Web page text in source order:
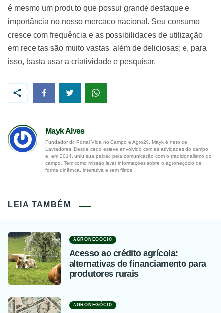
é mesmo um produto que possui grande destaque e
importância no nosso mercado nacional. Seu consumo
cresce com frequência e as possibilidades de utilização
em receitas são muito vastas, além de deliciosas; e, para
isso, basta usar a criatividade e pesquisar.
Mayk Alves
Fundador do Portal Vida no Campo e Agro20, Mayk é neto de
Lavradores. Desde cedo esteve envolvido com as atividades do campo
e, em 2014, uniu sua paixão pela comunicação com o tradicionalismo do
campo. Tem como missão levar informações sobre o agronegócio de
forma dinâmica, interativa e sem filtros.
LEIA TAMBÉM
AGRONEGÓCIO
Acesso ao crédito agrícola:
alternativas de financiamento para
produtores rurais
AGRONEGÓCIO